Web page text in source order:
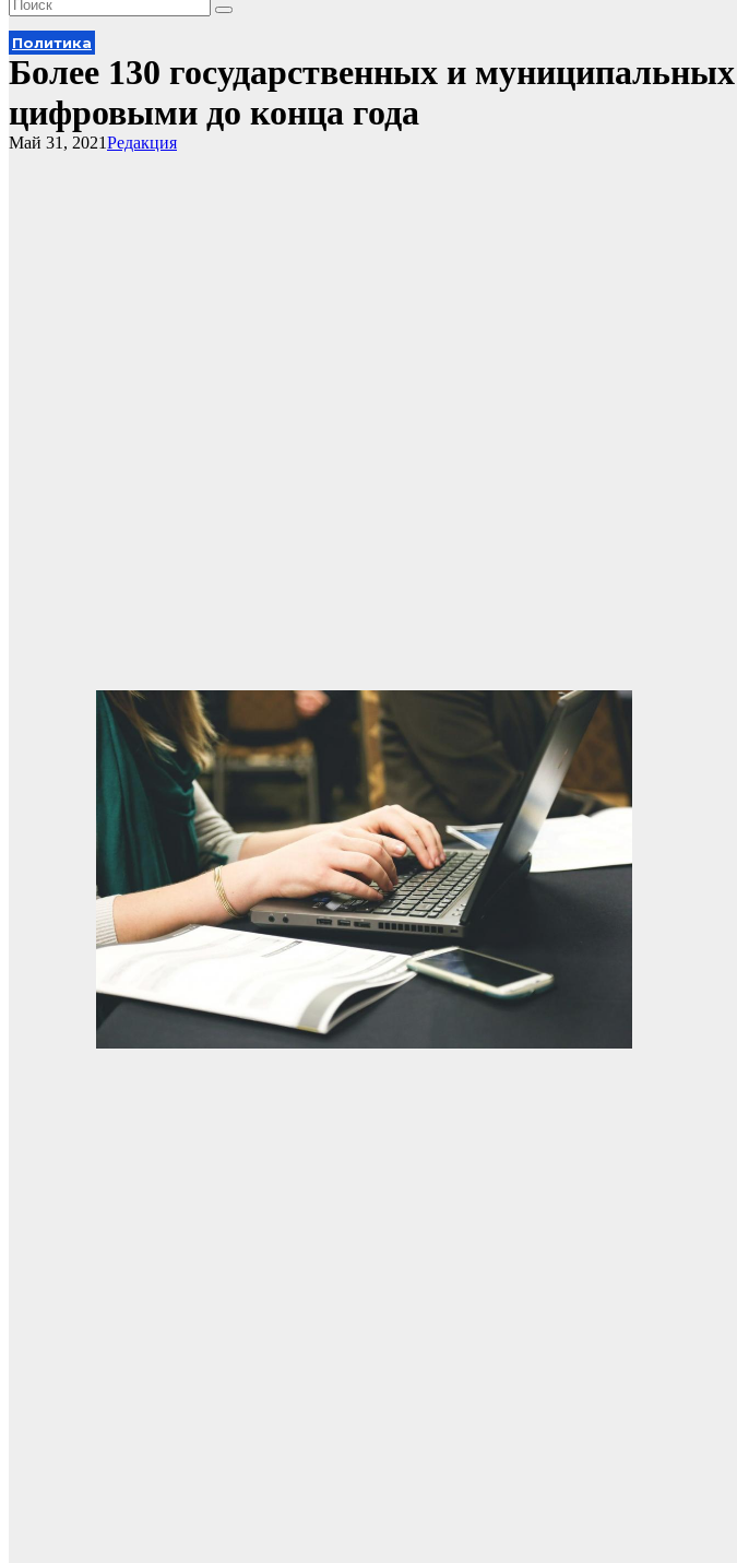
Политика
Более 130 государственных и муниципальных
цифровыми до конца года
Редакция
Май 31, 2021